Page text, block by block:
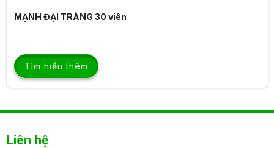
BÉ ĂN NGON
Tìm hiểu thêm
Liên hệ